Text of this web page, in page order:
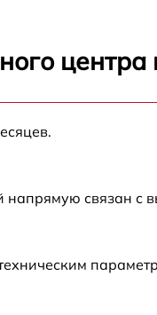
центра
напрямую связан